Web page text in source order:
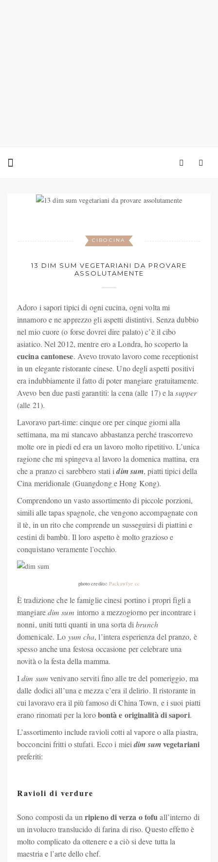
CIBO
,
CINA
13 DIM SUM VEGETARIANI DA PROVARE
ASSOLUTAMENTE
Adoro i sapori tipici di ogni cucina, ogni volta mi
innamoro e ne apprezzo gli aspetti distintivi. Senza dubbio
nel mio cuore (o forse dovrei dire palato) c’è il cibo
asiatico. Nel 2012, mentre ero a Londra, ho scoperto la
cucina cantonese. Avevo trovato lavoro come receptionist
in un elegante ristorante cinese. Uno degli aspetti positivi
era indubbiamente il fatto di poter mangiare gratuitamente.
Avevo ben due pasti garantiti: la cena (alle 17) e lasupper
(alle 21).
Lavoravo part-time: cinque ore per cinque giorni alla
settimana, ma mi stancavo abbastanza perché trascorrevo
molte ore in piedi ed era un lavoro molto ripetitivo. L’unica
ragione che mi spingeva al lavoro la domenica mattina, era
che a pranzo ci sarebbero stati idim sum, piatti tipici della
Cina meridionale (Guangdong e Hong Kong).
Comprendono un vasto assortimento di piccole porzioni,
simili alle tapas spagnole, che vengono accompagnate con
il tè, in un rito che comprende un susseguirsi di piattini e
cestini di bambù. Il loro aspetto è molto grazioso e
conquistano veramente l’occhio.
photo credits:Packawfye cc
È tradizione che le famiglie cinesi portino i propri figli a
mangiaredim sum intorno a mezzogiorno per incontrare i
nonni, uniti tutti quanti in una sorta dibrunch
domenicale. Lo yum cha, l’intera esperienza del pranzo, è
spesso anche una festosa occasione per celebrare una
novità o la festa della mamma.
Idim sum venivano serviti fino alle tre del pomeriggio, ma
dalle dodici all’una e mezza c’era il delirio. Il ristorante in
cui lavoravo era il più famoso di China Town, e i suoi piatti
erano rinomati per la lorobontà e originalità di sapori.
L’assortimento include ravioli cotti al vapore o alla piastra,
bocconcini fritti o stufati. Ecco i mieidim sumvegetariani
preferiti:
Ravioli di verdure
Sono composti da un ripieno di verza o tofuall’interno di
un involucro translucido di farina di riso. Questo effetto è
molto complicato da ottenere e a ciò si deve tutta la
maestria e l’arte dello chef.